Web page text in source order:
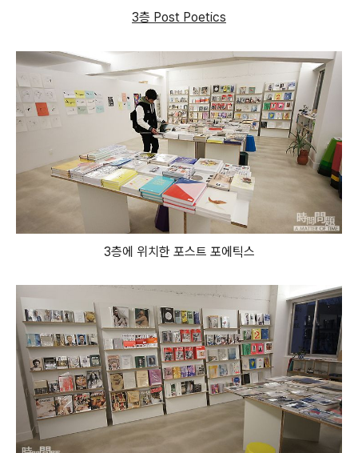
3층 Post Poetics
3층에 위치한 포스트 포에틱스